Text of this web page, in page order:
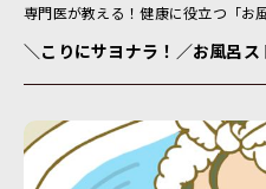
専門医が教える！健康に役立つ「お
＼こりにサヨナラ！／お風呂ス